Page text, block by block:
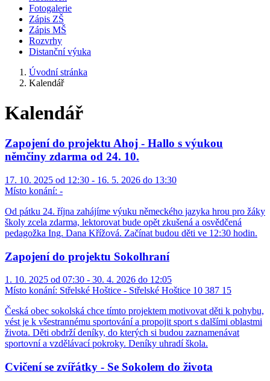
Fotogalerie
Zápis ZŠ
Zápis MŠ
Rozvrhy
Distanční výuka
Úvodní stránka
Kalendář
Kalendář
Zapojení do projektu Ahoj - Hallo s výukou
němčiny zdarma od 24. 10.
17. 10. 2025 od 12:30 - 16. 5. 2026 do 13:30
Místo konání: -
Od pátku 24. října zahájíme výuku německého jazyka hrou pro žáky
školy zcela zdarma, lektorovat bude opět zkušená a osvědčená
pedagožka Ing. Dana Křížová. Začínat budou děti ve 12:30 hodin.
Zapojení do projektu Sokolhraní
1. 10. 2025 od 07:30 - 30. 4. 2026 do 12:05
Místo konání: Střelské Hoštice - Střelské Hoštice 10 387 15
Česká obec sokolská chce tímto projektem motivovat děti k pohybu,
vést je k všestrannému sportování a propojit sport s dalšími oblastmi
života. Děti obdrží deníky, do kterých si budou zaznamenávat
sportovní a vzdělávací pokroky. Deníky uhradí škola.
Cvičení se zvířátky - Se Sokolem do života